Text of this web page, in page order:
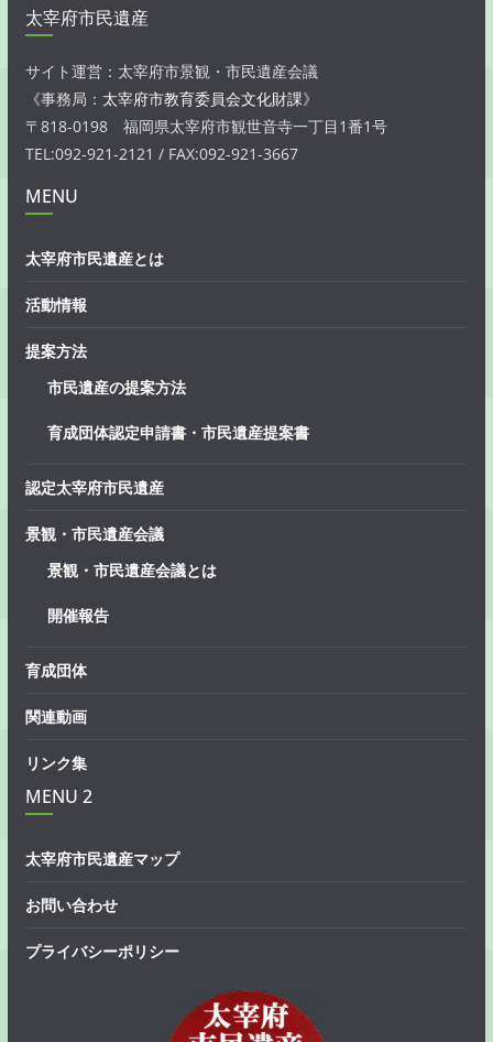
太宰府市民遺産
サイト運営：太宰府市景観・市民遺産会議
《事務局： 太宰府市教育委員会文化財課》
〒818-0198 福岡県太宰府市観世音寺一丁目1番1号
TEL:092-921-2121 / FAX:092-921-3667
MENU
太宰府市民遺産とは
活動情報
提案方法
市民遺産の提案方法
育成団体認定申請書・市民遺産提案書
認定太宰府市民遺産
景観・市民遺産会議
景観・市民遺産会議とは
開催報告
育成団体
関連動画
リンク集
MENU 2
太宰府市民遺産マップ
お問い合わせ
プライバシーポリシー